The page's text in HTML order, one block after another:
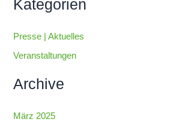
Kategorien
Presse | Aktuelles
Veranstaltungen
Archive
März 2025